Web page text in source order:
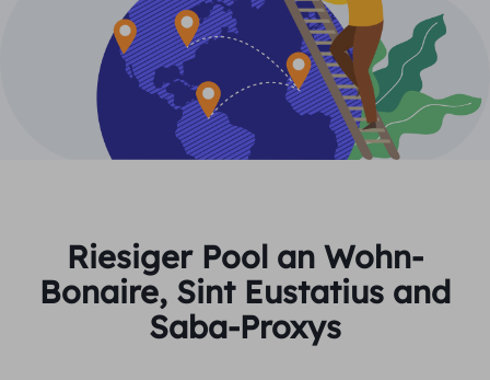
Anzeigenüberprüfung
Web Scraping und Crawling
Alle anzeigen
KOSTENLOSE WERKZEUGE
Proxy-Checker
Kostenlose Proxy-Liste
Vereinigte Staaten
Vereinigtes Königreich
Blog
Benutzerhandbuch
English
Việt Nam
Indonesia
77 % Rabattund handeln Sie jetzt!
Wohnimmobilien $0/GB Unbegrenzt $0/Tag
Riesiger Pool an Wohn-
Bonaire, Sint Eustatius and
Saba-Proxys